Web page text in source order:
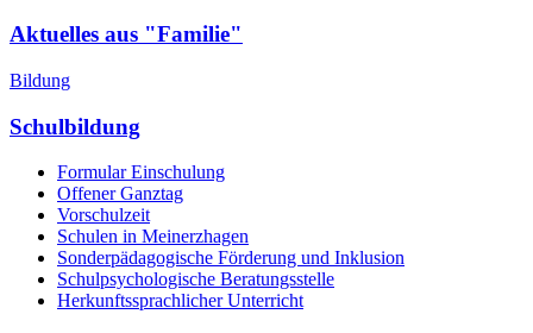
Aktuelles aus "Familie"
Bildung
Schulbildung
Formular Einschulung
Offener Ganztag
Vorschulzeit
Schulen in Meinerzhagen
Sonderpädagogische Förderung und Inklusion
Schulpsychologische Beratungsstelle
Herkunftssprachlicher Unterricht